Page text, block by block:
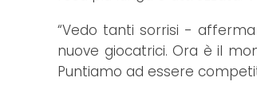
“Vedo tanti sorrisi -
nuove giocatrici. Ora è il
Puntiamo ad essere